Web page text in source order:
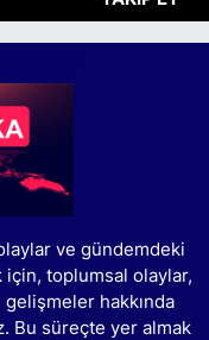
ve gündemdeki
için, toplumsal olaylar,
hakkında
Bu süreçte yer almak